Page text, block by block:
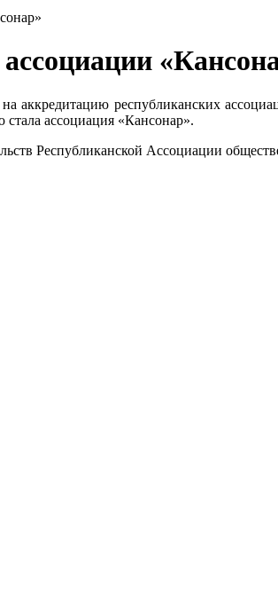
аккредитацию республиканских
стала ассоциация «Кансонар».
Республиканской Ассоциации